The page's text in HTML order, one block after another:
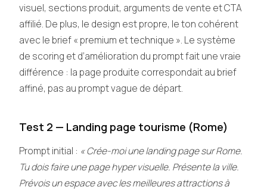
visuel, sections produit, arguments de vente et CTA
affilié. De plus, le design est propre, le ton cohérent
avec le brief « premium et technique ». Le système
de scoring et d’amélioration du prompt fait une vraie
différence : la page produite correspondait au brief
affiné, pas au prompt vague de départ.
Test 2 — Landing page tourisme (Rome)
Prompt initial : « Crée-moi une landing page sur Rome.
Tu dois faire une page hyper visuelle. Présente la ville.
Prévois un espace avec les meilleures attractions à